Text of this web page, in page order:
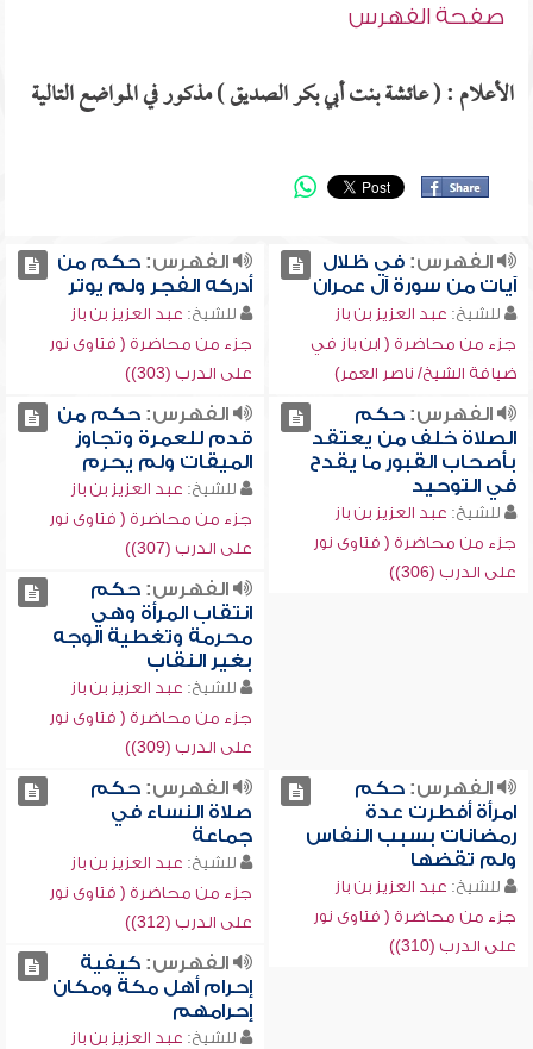
صفحة الفهرس
الأعلام : ( عائشة بنت أبي بكر الصديق ) مذكور في المواضع التالية
الفهرس:في ظلال
آيات من سورة آل عمران
للشيخ: عبد العزيز بن باز
جزء من محاضرة ( ابن باز في
ضيافة الشيخ/ ناصر العمر)
الفهرس:حكم من
أدركه الفجر ولم يوتر
للشيخ: عبد العزيز بن باز
جزء من محاضرة ( فتاوى نور
على الدرب (303))
الفهرس:حكم
الصلاة خلف من يعتقد
بأصحاب القبور ما يقدح
في التوحيد
للشيخ: عبد العزيز بن باز
جزء من محاضرة ( فتاوى نور
على الدرب (306))
الفهرس:حكم من
قدم للعمرة وتجاوز
الميقات ولم يحرم
للشيخ: عبد العزيز بن باز
جزء من محاضرة ( فتاوى نور
على الدرب (307))
الفهرس:حكم
انتقاب المرأة وهي
محرمة وتغطية الوجه
بغير النقاب
للشيخ: عبد العزيز بن باز
جزء من محاضرة ( فتاوى نور
على الدرب (309))
الفهرس:حكم
امرأة أفطرت عدة
رمضانات بسبب النفاس
ولم تقضها
للشيخ: عبد العزيز بن باز
جزء من محاضرة ( فتاوى نور
على الدرب (310))
الفهرس:حكم
صلاة النساء في
جماعة
للشيخ: عبد العزيز بن باز
جزء من محاضرة ( فتاوى نور
على الدرب (312))
الفهرس:كيفية
إحرام أهل مكة ومكان
إحرامهم
للشيخ: عبد العزيز بن باز